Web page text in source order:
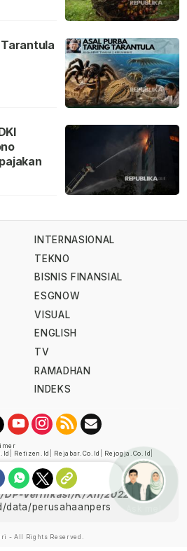
INTERNASIONAL
TEKNO
BISNIS FINANSIAL
ESGNOW
VISUAL
ENGLISH
TV
RAMADHAN
INDEKS
Retizen.id Rejabar.co.id Rejogja.co.id
oleh Dewan Pers
DP-Verifikasi/K/XII/2022
data/perusahaanpers
- All Rights Reserved.